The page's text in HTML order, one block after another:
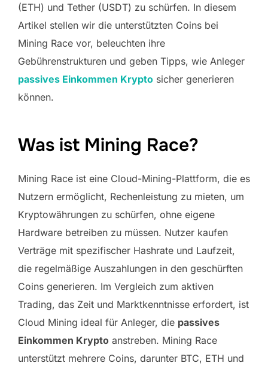
(ETH) und Tether (USDT) zu schürfen. In diesem
Artikel stellen wir die unterstützten Coins bei
Mining Race vor, beleuchten ihre
Gebührenstrukturen und geben Tipps, wie Anleger
passives Einkommen Krypto sicher generieren
können.
Was ist Mining Race?
Mining Race ist eine Cloud-Mining-Plattform, die es
Nutzern ermöglicht, Rechenleistung zu mieten, um
Kryptowährungen zu schürfen, ohne eigene
Hardware betreiben zu müssen. Nutzer kaufen
Verträge mit spezifischer Hashrate und Laufzeit,
die regelmäßige Auszahlungen in den geschürften
Coins generieren. Im Vergleich zum aktiven
Trading, das Zeit und Marktkenntnisse erfordert, ist
Cloud Mining ideal für Anleger, die passives
Einkommen Krypto anstreben. Mining Race
unterstützt mehrere Coins, darunter BTC, ETH und